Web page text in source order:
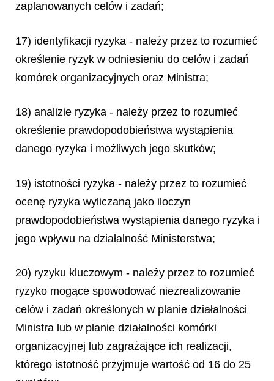
zaplanowanych celów i zadań;
17) identyfikacji ryzyka - należy przez to rozumieć
określenie ryzyk w odniesieniu do celów i zadań
komórek organizacyjnych oraz Ministra;
18) analizie ryzyka - należy przez to rozumieć
określenie prawdopodobieństwa wystąpienia
danego ryzyka i możliwych jego skutków;
19) istotności ryzyka - należy przez to rozumieć
ocenę ryzyka wyliczaną jako iloczyn
prawdopodobieństwa wystąpienia danego ryzyka i
jego wpływu na działalność Ministerstwa;
20) ryzyku kluczowym - należy przez to rozumieć
ryzyko mogące spowodować niezrealizowanie
celów i zadań określonych w planie działalności
Ministra lub w planie działalności komórki
organizacyjnej lub zagrażające ich realizacji,
którego istotność przyjmuje wartość od 16 do 25